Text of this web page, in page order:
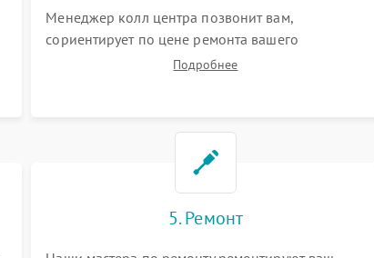
Менеджер колл центра позвонит вам,
сориентирует по цене ремонта вашего
планетарного миксера а также ответит на все
Подробнее
5. Ремонт